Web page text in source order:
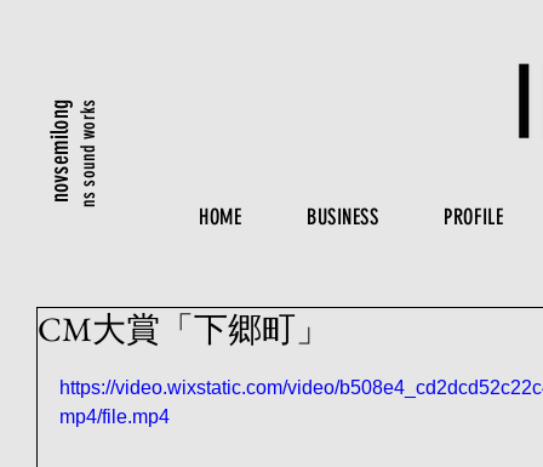
ns sound works
novsemilong
HOME BUSINESS PROFILE
CM大賞「下郷町」
https://video.wixstatic.com/video/
mp4/file.mp4